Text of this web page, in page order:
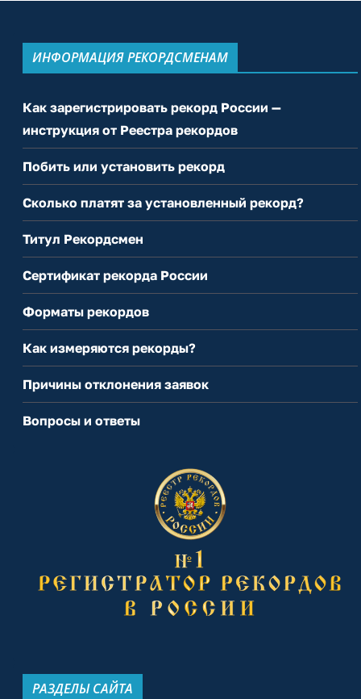
ИНФОРМАЦИЯ РЕКОРДСМЕНАМ
Как зарегистрировать рекорд России —
инструкция от Реестра рекордов
Побить или установить рекорд
Сколько платят за установленный рекорд?
Титул Рекордсмен
Сертификат рекорда России
Форматы рекордов
Как измеряются рекорды?
Причины отклонения заявок
Вопросы и ответы
РАЗДЕЛЫ САЙТА